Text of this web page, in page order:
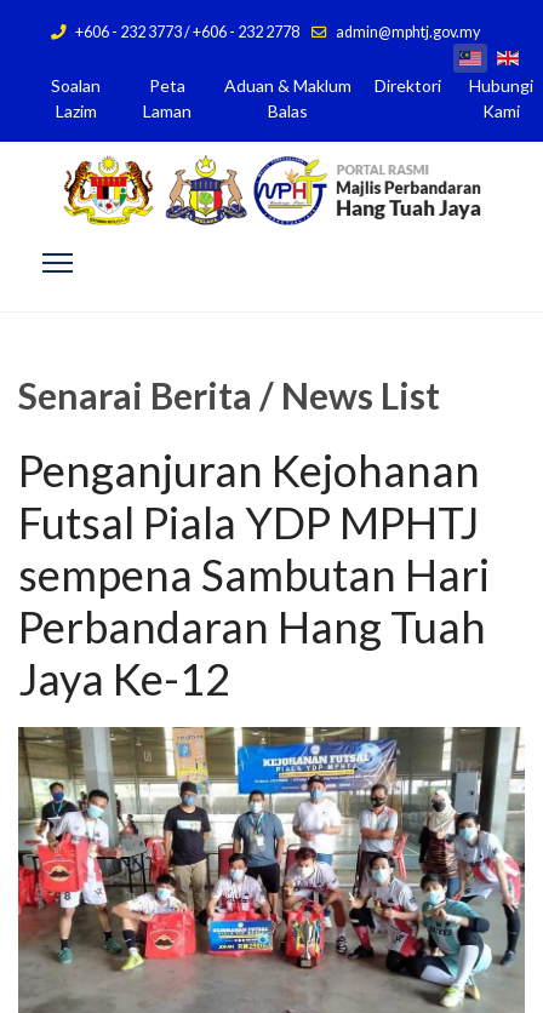
+606 - 232 3773 / +606 - 232 2778 admin@mphtj.gov.my
Soalan
Lazim
Peta
Laman
Aduan & Maklum
Balas
Direktori
Hubungi
Kami
Senarai Berita / News List
Penganjuran Kejohanan
Futsal Piala YDP MPHTJ
sempena Sambutan Hari
Perbandaran Hang Tuah
Jaya Ke-12